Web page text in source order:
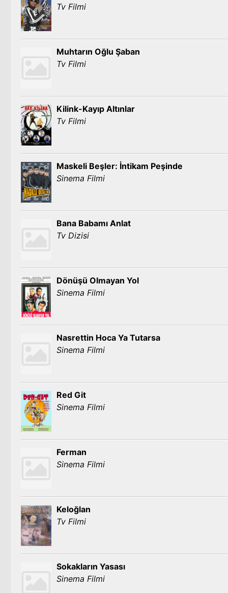
Tv Filmi
Muhtarın Oğlu Şaban
Tv Filmi
Kilink-Kayıp Altınlar
Tv Filmi
Maskeli Beşler: İntikam Peşinde
Sinema Filmi
Bana Babamı Anlat
Tv Dizisi
Dönüşü Olmayan Yol
Sinema Filmi
Nasrettin Hoca Ya Tutarsa
Sinema Filmi
Red Git
Sinema Filmi
Ferman
Sinema Filmi
Keloğlan
Tv Filmi
Sokakların Yasası
Sinema Filmi